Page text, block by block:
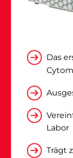
Das
Labor
Trägt